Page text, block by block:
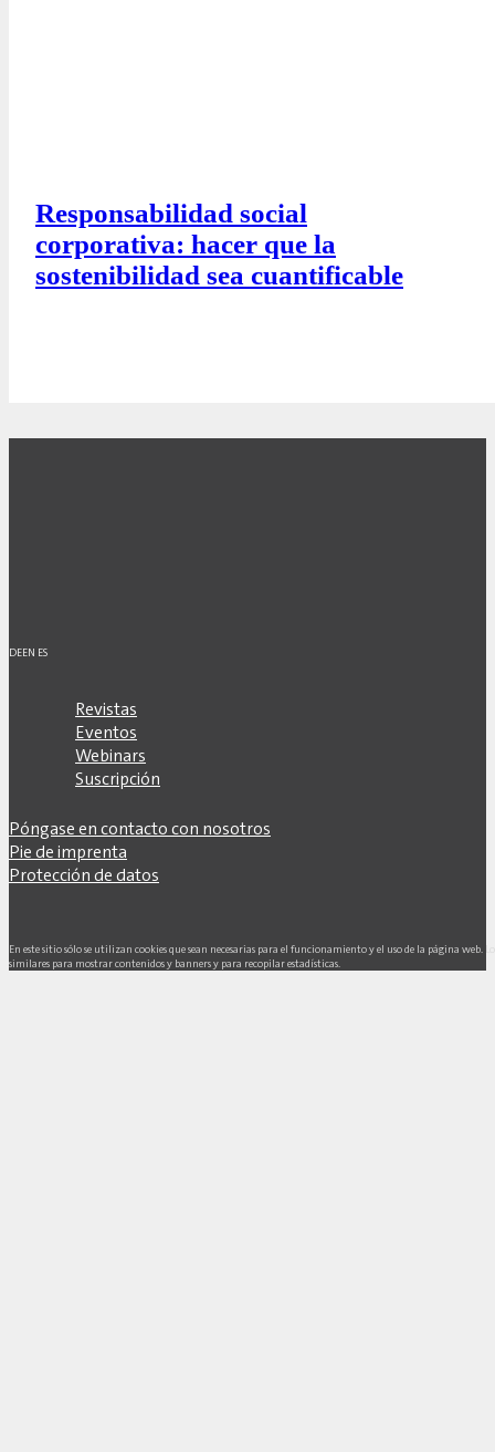
Responsabilidad social
corporativa: hacer que la
sostenibilidad sea cuantificable
DEEN ES
Revistas
Eventos
Webinars
Suscripción
Póngase en contacto con nosotros
Pie de imprenta
Protección de datos
En este sitio sólo se utilizan cookies que sean necesarias para el funcionamiento y el uso de la página web.
similares para mostrar contenidos y banners y para recopilar estadísticas.